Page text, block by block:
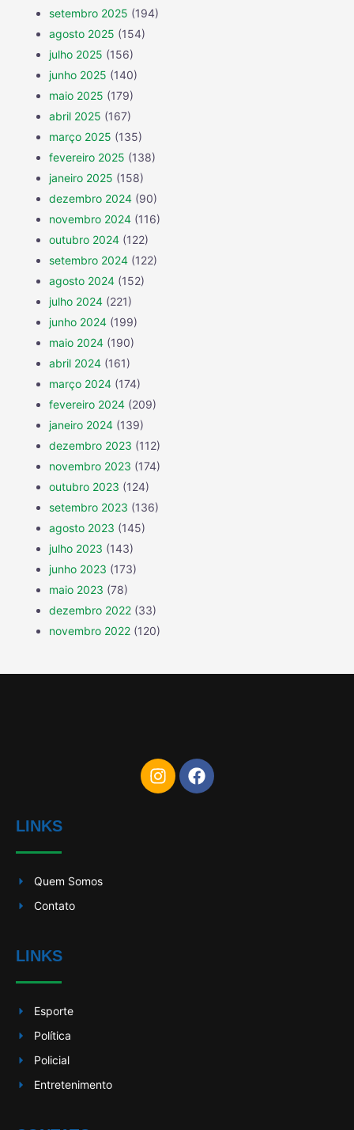
setembro 2025 (194)
agosto 2025 (154)
julho 2025 (156)
junho 2025 (140)
maio 2025 (179)
abril 2025 (167)
março 2025 (135)
fevereiro 2025 (138)
janeiro 2025 (158)
dezembro 2024 (90)
novembro 2024 (116)
outubro 2024 (122)
setembro 2024 (122)
agosto 2024 (152)
julho 2024 (221)
junho 2024 (199)
maio 2024 (190)
abril 2024 (161)
março 2024 (174)
fevereiro 2024 (209)
janeiro 2024 (139)
dezembro 2023 (112)
novembro 2023 (174)
outubro 2023 (124)
setembro 2023 (136)
agosto 2023 (145)
julho 2023 (143)
junho 2023 (173)
maio 2023 (78)
dezembro 2022 (33)
novembro 2022 (120)
LINKS
Quem Somos
Contato
LINKS
Esporte
Política
Policial
Entretenimento